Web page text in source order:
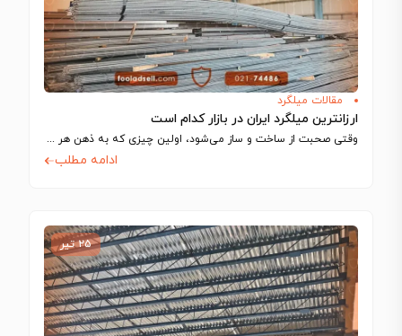
مقالات میلگرد
ارزانترین میلگرد ایران در بازار کدام است
وقتی صحبت از ساخت‌ و ساز می‌شود، اولین چیزی که به ذهن هر مهندس…
ادامه مطلب
۲۵ تیر